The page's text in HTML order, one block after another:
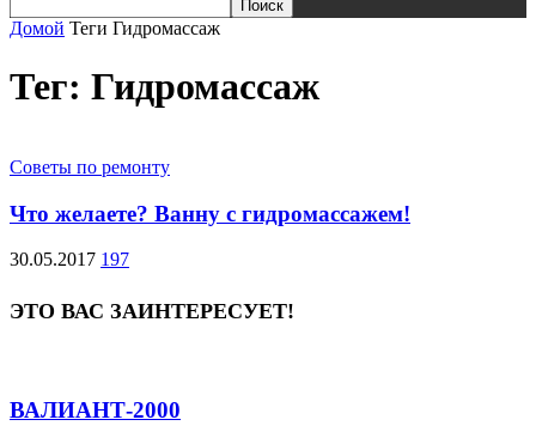
Домой Теги Гидромассаж
Тег: Гидромассаж
Советы по ремонту
Что желаете? Ванну с гидромассажем!
30.05.2017 197
ЭТО ВАС ЗАИНТЕРЕСУЕТ!
ВАЛИАНТ-2000